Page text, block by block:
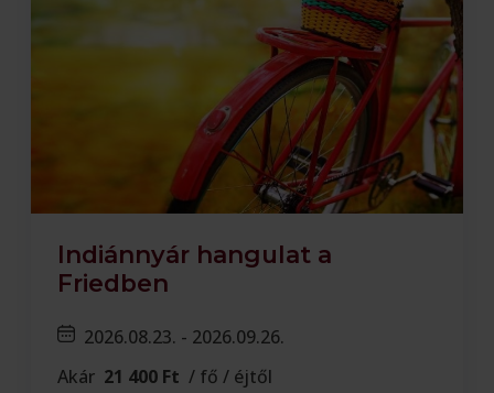
Indiánnyár hangulat a
Friedben
2026.08.23. - 2026.09.26.
Akár 21 400 Ft / fő / éjtől